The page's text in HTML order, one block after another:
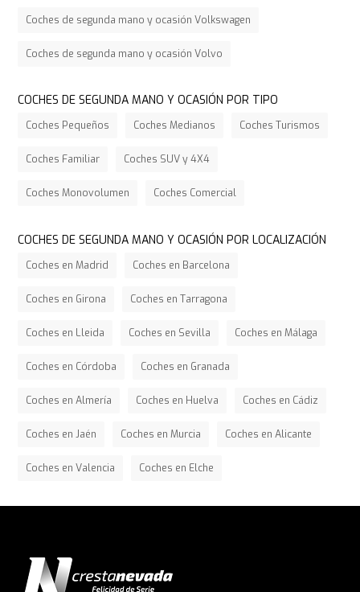
Coches de segunda mano y ocasión Volkswagen
Coches de segunda mano y ocasión Volvo
COCHES DE SEGUNDA MANO Y OCASIÓN POR TIPO
Coches Pequeños Coches Medianos Coches Turismos
Coches Familiar Coches SUV y 4X4
Coches Monovolumen Coches Comercial
COCHES DE SEGUNDA MANO Y OCASIÓN POR LOCALIZACIÓN
Coches en Madrid Coches en Barcelona
Coches en Girona Coches en Tarragona
Coches en Lleida Coches en Sevilla Coches en Málaga
Coches en Córdoba Coches en Granada
Coches en Almería Coches en Huelva Coches en Cádiz
Coches en Jaén Coches en Murcia Coches en Alicante
Coches en Valencia Coches en Elche